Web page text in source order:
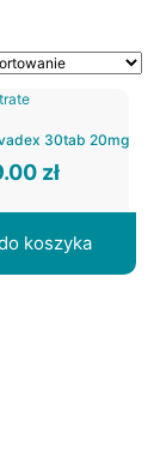
30tab 20mg
zł
koszyka